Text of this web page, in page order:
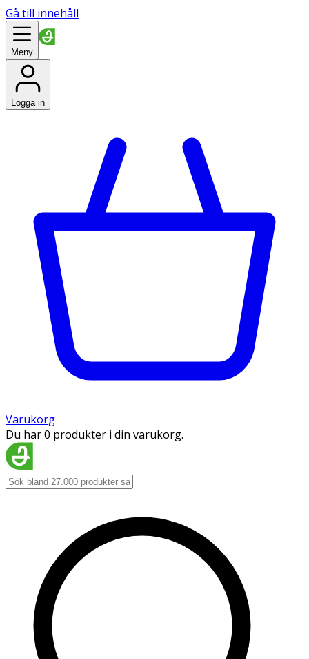
Gå till innehåll
Meny
Logga in
Varukorg
Du har 0 produkter i din varukorg.